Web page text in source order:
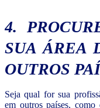
4.
SUA ÁREA
OUTROS
Seja qual for sua
em outros países,